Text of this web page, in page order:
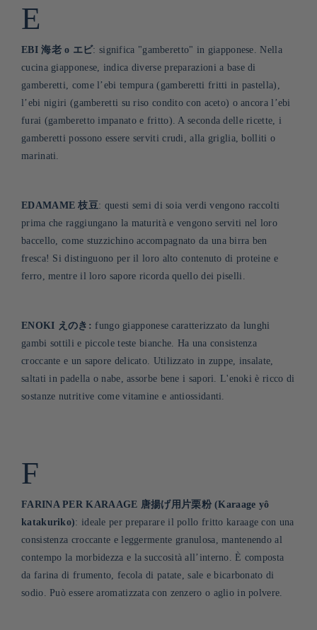
E
EBI 海老 o エビ: significa "gamberetto" in giapponese. Nella
cucina giapponese, indica diverse preparazioni a base di
gamberetti, come l’ebi tempura (gamberetti fritti in pastella),
l’ebi nigiri (gamberetti su riso condito con aceto) o ancora l’ebi
furai (gamberetto impanato e fritto). A seconda delle ricette, i
gamberetti possono essere serviti crudi, alla griglia, bolliti o
marinati.
EDAMAME 枝豆: questi semi di soia verdi vengono raccolti
prima che raggiungano la maturità e vengono serviti nel loro
baccello, come stuzzichino accompagnato da una birra ben
fresca! Si distinguono per il loro alto contenuto di proteine e
ferro, mentre il loro sapore ricorda quello dei piselli .
ENOKI えのき: fungo giapponese caratterizzato da lunghi
gambi sottili e piccole teste bianche. Ha una consistenza
croccante e un sapore delicato. Utilizzato in zuppe, insalate,
saltati in padella o nabe, assorbe bene i sapori. L'enoki è ricco di
sostanze nutritive come vitamine e antiossidanti.
F
FARINA PER KARAAGE 唐揚げ用片栗粉 (Karaage yô
katakuriko): ideale per preparare il pollo fritto karaage con una
consistenza croccante e leggermente granulosa, mantenendo al
contempo la morbidezza e la succosità all’interno. È composta
da farina di frumento, fecola di patate, sale e bicarbonato di
sodio. Può essere aromatizzata con zenzero o aglio in polvere.